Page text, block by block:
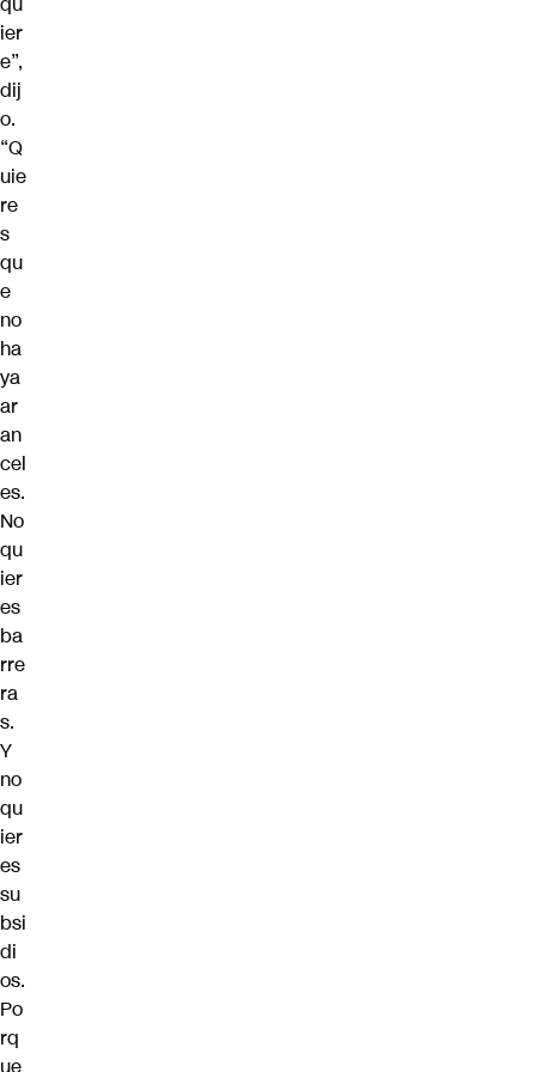
ier
e”,
dij
o.
“Q
uie
re
s
qu
e
no
ha
ya
ar
an
cel
es.
No
qu
ier
es
ba
rre
ra
s.
Y
no
qu
ier
es
su
bsi
di
os.
Po
rq
ue